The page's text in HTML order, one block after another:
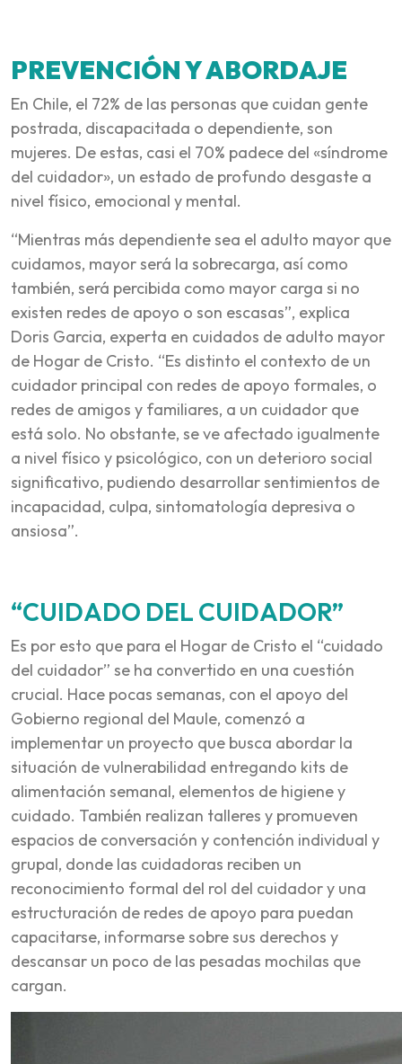
PREVENCIÓN Y ABORDAJE
En Chile, el 72% de las personas que cuidan gente
postrada, discapacitada o dependiente, son
mujeres. De estas, casi el 70% padece del «síndrome
del cuidador», un estado de profundo desgaste a
nivel físico, emocional y mental.
“Mientras más dependiente sea el adulto mayor que
cuidamos, mayor será la sobrecarga, así como
también, será percibida como mayor carga si no
existen redes de apoyo o son escasas”, explica
Doris Garcia, experta en cuidados de adulto mayor
de Hogar de Cristo. “Es distinto el contexto de un
cuidador principal con redes de apoyo formales, o
redes de amigos y familiares, a un cuidador que
está solo. No obstante, se ve afectado igualmente
a nivel físico y psicológico, con un deterioro social
significativo, pudiendo desarrollar sentimientos de
incapacidad, culpa, sintomatología depresiva o
ansiosa”.
“CUIDADO DEL CUIDADOR”
Es por esto que para el Hogar de Cristo el “cuidado
del cuidador” se ha convertido en una cuestión
crucial. Hace pocas semanas, con el apoyo del
Gobierno regional del Maule, comenzó a
implementar un proyecto que busca abordar la
situación de vulnerabilidad entregando kits de
alimentación semanal, elementos de higiene y
cuidado. También realizan talleres y promueven
espacios de conversación y contención individual y
grupal, donde las cuidadoras reciben un
reconocimiento formal del rol del cuidador y una
estructuración de redes de apoyo para puedan
capacitarse, informarse sobre sus derechos y
descansar un poco de las pesadas mochilas que
cargan.